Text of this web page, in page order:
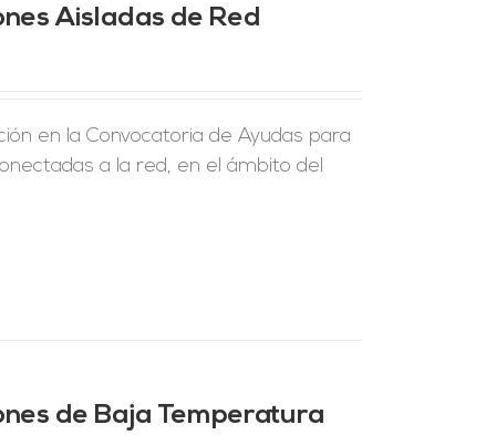
Aisladas de Red
en la Convocatoria de Ayudas para
a la red, en el ámbito del
de Baja Temperatura